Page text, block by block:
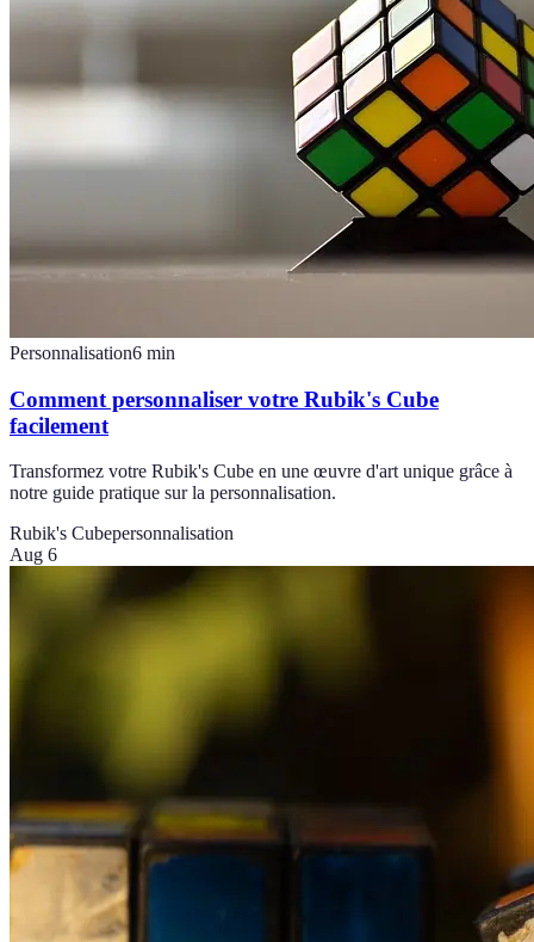
Personnalisation6 min
Comment personnaliser votre Rubik's Cube
facilement
Transformez votre Rubik's Cube en une œuvre d'art unique grâce à
notre guide pratique sur la personnalisation.
Rubik's Cubepersonnalisation
Aug 6